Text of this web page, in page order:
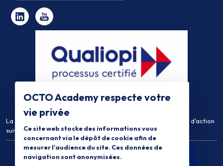
La certification qualité a été délivrée au titre de la catégorie d'action
suivante :Actions de Formation
OCTO Academy respecte votre
vie privée
Ce site web stocke des informations vous
concernant via le dépôt de cookie afin de
mesurer l’audience du site. Ces données de
navigation sont anonymisées.